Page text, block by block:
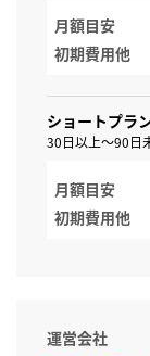
月額目安
初期費用他
ショートプラ
30日以上～90日
月額目安
初期費用他
運営会社